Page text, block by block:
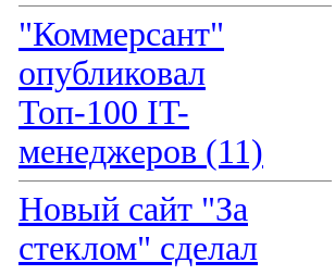
"Коммерсант"
опубликовал
Топ-100 IT-
менеджеров (11)
Новый сайт "За
стеклом" сделал